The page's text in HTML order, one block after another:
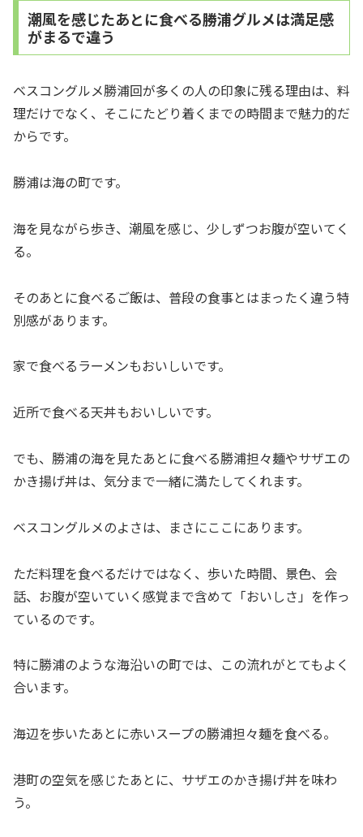
潮風を感じたあとに食べる勝浦グルメは満足感
がまるで違う
ベスコングルメ勝浦回が多くの人の印象に残る理由は、料
理だけでなく、そこにたどり着くまでの時間まで魅力的だ
からです。
勝浦は海の町です。
海を見ながら歩き、潮風を感じ、少しずつお腹が空いてく
る。
そのあとに食べるご飯は、普段の食事とはまったく違う特
別感があります。
家で食べるラーメンもおいしいです。
近所で食べる天丼もおいしいです。
でも、勝浦の海を見たあとに食べる勝浦担々麺やサザエの
かき揚げ丼は、気分まで一緒に満たしてくれます。
ベスコングルメのよさは、まさにここにあります。
ただ料理を食べるだけではなく、歩いた時間、景色、会
話、お腹が空いていく感覚まで含めて「おいしさ」を作っ
ているのです。
特に勝浦のような海沿いの町では、この流れがとてもよく
合います。
海辺を歩いたあとに赤いスープの勝浦担々麺を食べる。
港町の空気を感じたあとに、サザエのかき揚げ丼を味わ
う。